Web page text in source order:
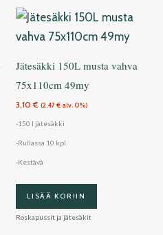
Jätesäkki 150L musta vahva
75x110cm 49my
3,10€ (2,47€ alv. 0%)
-150 l jätesäkki
-Rullassa 10 kpl
-Kestävä
LISÄÄ KORIIN
Roskapussit ja jätesäkit